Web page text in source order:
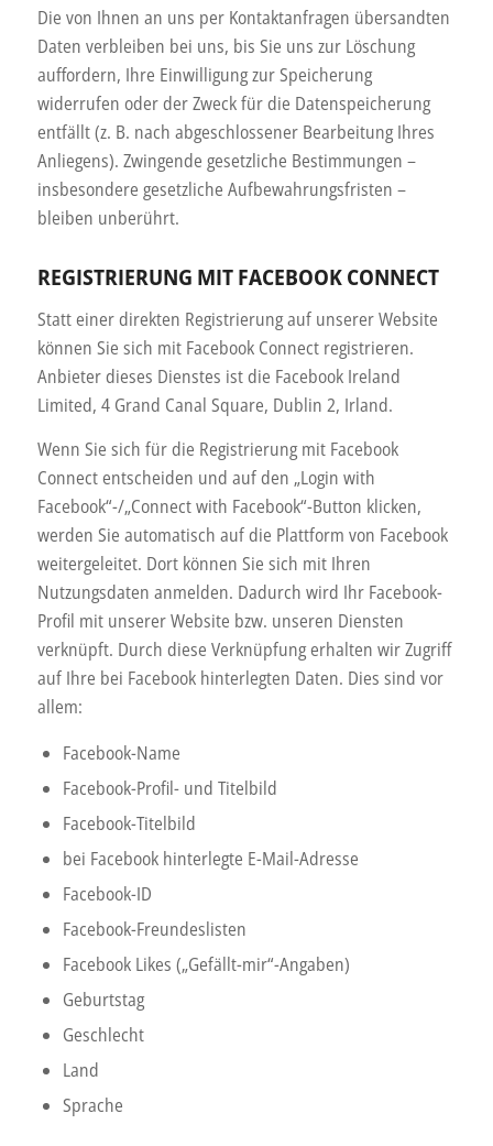
Die von Ihnen an uns per Kontaktanfragen übersandten
Daten verbleiben bei uns, bis Sie uns zur Löschung
auffordern, Ihre Einwilligung zur Speicherung
widerrufen oder der Zweck für die Datenspeicherung
entfällt (z. B. nach abgeschlossener Bearbeitung Ihres
Anliegens). Zwingende gesetzliche Bestimmungen –
insbesondere gesetzliche Aufbewahrungsfristen –
bleiben unberührt.
REGISTRIERUNG MIT FACEBOOK CONNECT
Statt einer direkten Registrierung auf unserer Website
können Sie sich mit Facebook Connect registrieren.
Anbieter dieses Dienstes ist die Facebook Ireland
Limited, 4 Grand Canal Square, Dublin 2, Irland.
Wenn Sie sich für die Registrierung mit Facebook
Connect entscheiden und auf den „Login with
Facebook“-/„Connect with Facebook“-Button klicken,
werden Sie automatisch auf die Plattform von Facebook
weitergeleitet. Dort können Sie sich mit Ihren
Nutzungsdaten anmelden. Dadurch wird Ihr Facebook-
Profil mit unserer Website bzw. unseren Diensten
verknüpft. Durch diese Verknüpfung erhalten wir Zugriff
auf Ihre bei Facebook hinterlegten Daten. Dies sind vor
allem:
Facebook-Name
Facebook-Profil- und Titelbild
Facebook-Titelbild
bei Facebook hinterlegte E-Mail-Adresse
Facebook-ID
Facebook-Freundeslisten
Facebook Likes („Gefällt-mir“-Angaben)
Geburtstag
Geschlecht
Land
Sprache